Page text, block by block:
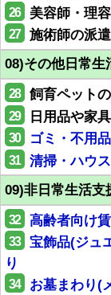
26 美容師・理
27
施術師の派遣
08)その他日常生
28 飼育ペット
29 日用品や家
30 ゴミ・不用
31
清掃・ハウ
09)非日常生活支
32 高齢者向け
33
宝飾品(ジュ
り
34
お墓まわり(